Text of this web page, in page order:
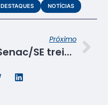
DESTAQUES NOTÍCIAS
Próximo
Senac/SE treina equipe do restaurante escola para padronização de ficha técnica